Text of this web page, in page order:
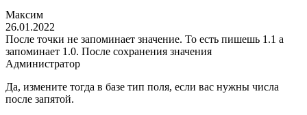
Максим
26.01.2022
После точки не запоминает значение. То есть пишешь 1.1 а
запоминает 1.0. После сохранения значения
Администратор
Да, измените тогда в базе тип поля, если вас нужны числа
после запятой.